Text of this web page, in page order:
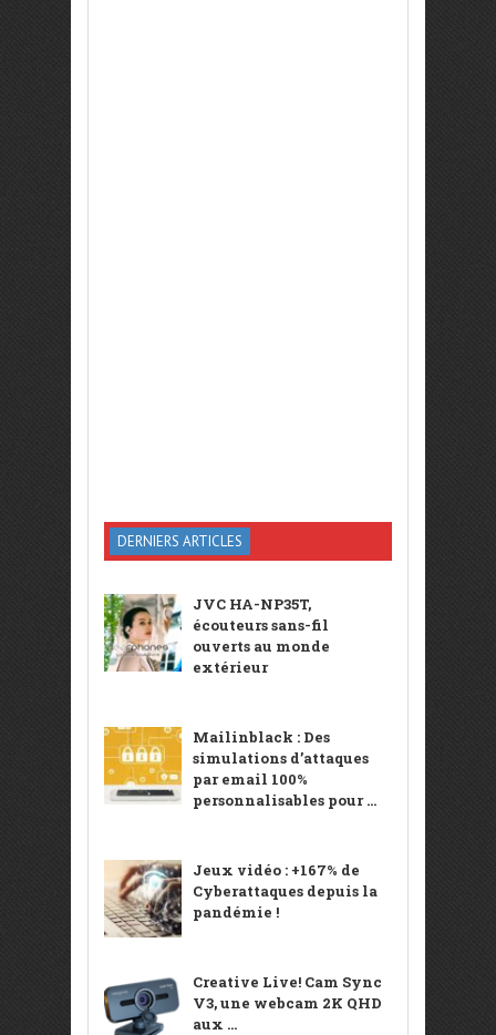
DERNIERS ARTICLES
JVC HA-NP35T,
écouteurs sans-fil
ouverts au monde
extérieur
Mailinblack : Des
simulations d’attaques
par email 100%
personnalisables pour ...
Jeux vidéo : +167% de
Cyberattaques depuis la
pandémie !
Creative Live! Cam Sync
V3, une webcam 2K QHD
aux ...